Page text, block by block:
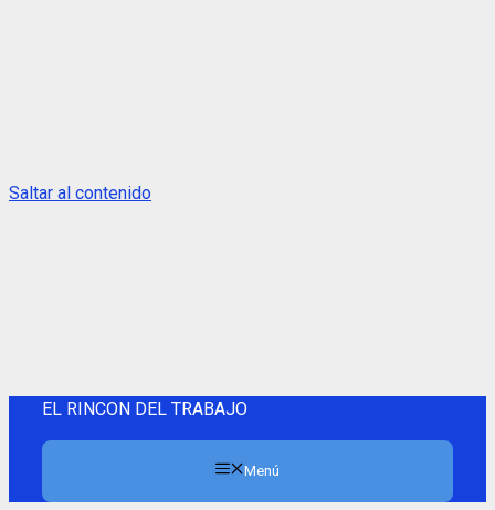
Saltar al contenido
EL RINCON DEL TRABAJO
Menú